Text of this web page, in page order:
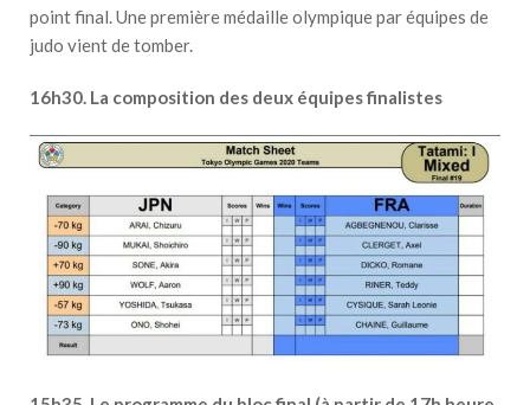
point final. Une première médaille olympique par équipes de
judo vient de tomber.
16h30. La composition des deux équipes finalistes